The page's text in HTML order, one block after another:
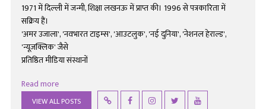
1971 में दिल्ली में जन्मी, शिक्षा लखनऊ में प्राप्त की। 1996 से पत्रकारिता में
सक्रिय हैं।
'अमर उजाला', 'नवभारत टाइम्स', 'आउटलुक', 'नई दुनिया', 'नेशनल हेराल्ड',
'न्यूज़क्लिक' जैसे
प्रतिष्ठित मीडिया संस्थानों
Read more
VIEW ALL POSTS